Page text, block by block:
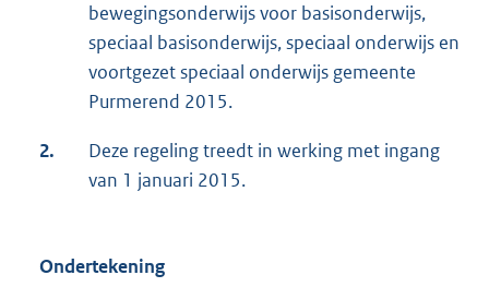
bewegingsonderwijs voor basisonderwijs,
speciaal basisonderwijs, speciaal onderwijs en
voortgezet speciaal onderwijs gemeente
Purmerend 2015.
2.
Deze regeling treedt in werking met ingang
van 1 januari 2015.
Ondertekening